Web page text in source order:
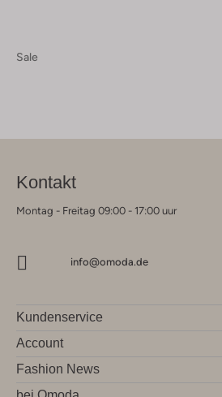
Sale
Kontakt
Montag - Freitag 09:00 - 17:00 uur
info@omoda.de
Kundenservice
Account
Fashion News